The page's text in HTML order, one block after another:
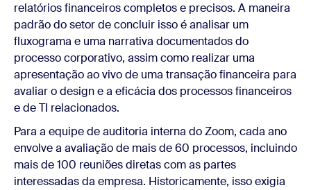
relatórios financeiros completos e precisos. A maneira
padrão do setor de concluir isso é analisar um
fluxograma e uma narrativa documentados do
processo corporativo, assim como realizar uma
apresentação ao vivo de uma transação financeira para
avaliar o design e a eficácia dos processos financeiros
e de TI relacionados.
Para a equipe de auditoria interna do Zoom, cada ano
envolve a avaliação de mais de 60 processos, incluindo
mais de 100 reuniões diretas com as partes
interessadas da empresa. Historicamente, isso exigia